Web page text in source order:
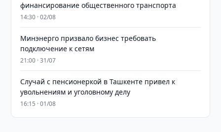
финансирование общественного транспорта
14:30 · 02/08
Минэнерго призвало бизнес требовать
подключение к сетям
21:00 · 31/07
Случай с пенсионеркой в Ташкенте привел к
увольнениям и уголовному делу
16:15 · 01/08